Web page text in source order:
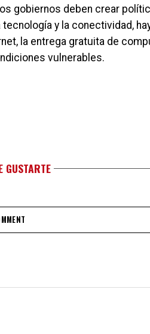
gobiernos deben crear
y la conectividad,
la entrega gratuita de
vulnerables.
GUSTARTE